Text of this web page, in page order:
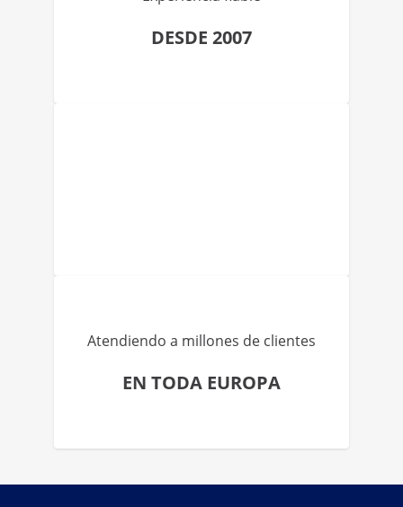
DESDE 2007
Atendiendo a millones de clientes
EN TODA EUROPA